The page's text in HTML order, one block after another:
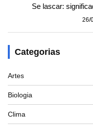
Se lascar:
26/
Categorias
Artes
Biologia
Clima